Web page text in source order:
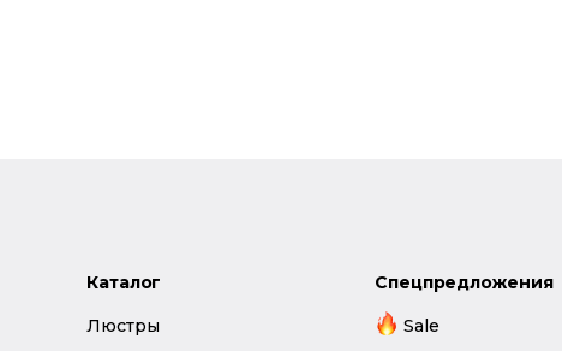
Каталог
Люстры
Спецпредложения
Sale